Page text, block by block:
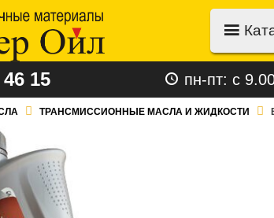
15 пн-пт: с
ТРАНСМИССИОННЫЕ МАСЛА И ЖИДКОСТИ